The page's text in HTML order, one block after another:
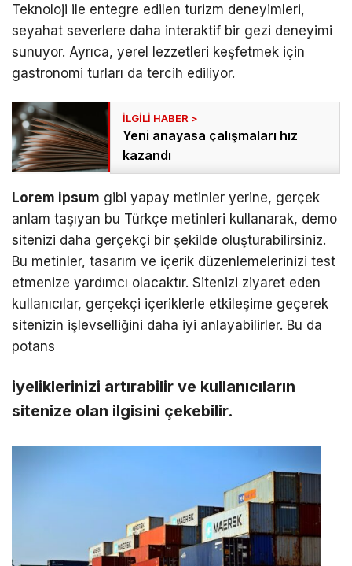
Teknoloji ile entegre edilen turizm deneyimleri,
seyahat severlere daha interaktif bir gezi deneyimi
sunuyor. Ayrıca, yerel lezzetleri keşfetmek için
gastronomi turları da tercih ediliyor.
Yeni anayasa çalışmaları hız
kazandı
Lorem ipsum gibi yapay metinler yerine, gerçek
anlam taşıyan bu Türkçe metinleri kullanarak, demo
sitenizi daha gerçekçi bir şekilde oluşturabilirsiniz.
Bu metinler, tasarım ve içerik düzenlemelerinizi test
etmenize yardımcı olacaktır. Sitenizi ziyaret eden
kullanıcılar, gerçekçi içeriklerle etkileşime geçerek
sitenizin işlevselliğini daha iyi anlayabilirler. Bu da
potans
iyeliklerinizi artırabilir ve kullanıcıların
sitenize olan ilgisini çekebilir.